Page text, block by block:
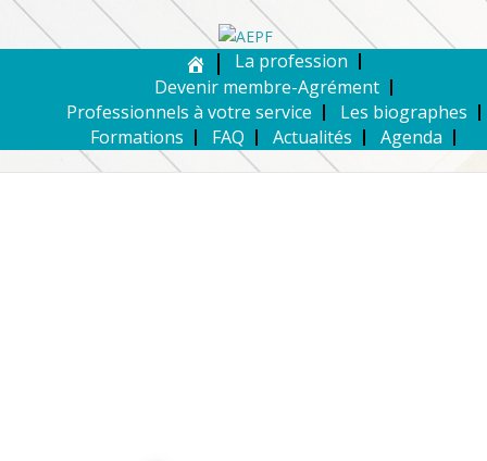
La profession
Devenir membre-Agrément
Professionnels à votre service
Les biographes
Formations
FAQ Actualités Agenda